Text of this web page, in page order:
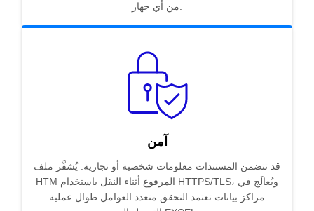
من أي جهاز.
آمن
قد تتضمن المستندات معلومات شخصية أو تجارية. يُشفَّر ملف
HTM المرفوع أثناء النقل باستخدام HTTPS/TLS، ويُعالَج في
مراكز بيانات تعتمد التحقق متعدد العوامل طوال عملية